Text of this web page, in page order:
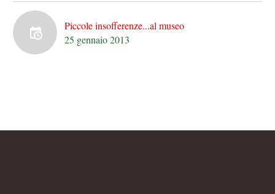
Piccole insofferenze...al museo
25 gennaio 2013